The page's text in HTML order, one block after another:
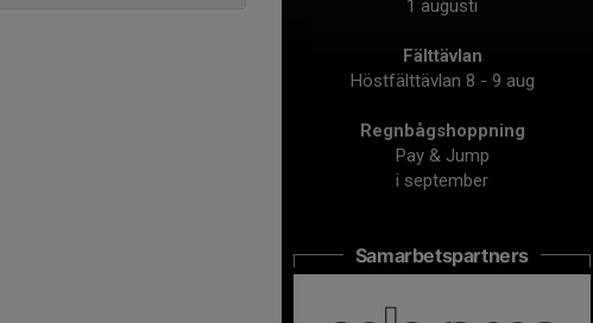
1 augusti
Fälttävlan
Höstfälttävlan 8 - 9 aug
Regnbågshoppning
Pay & Jump
i september
Samarbetspartners